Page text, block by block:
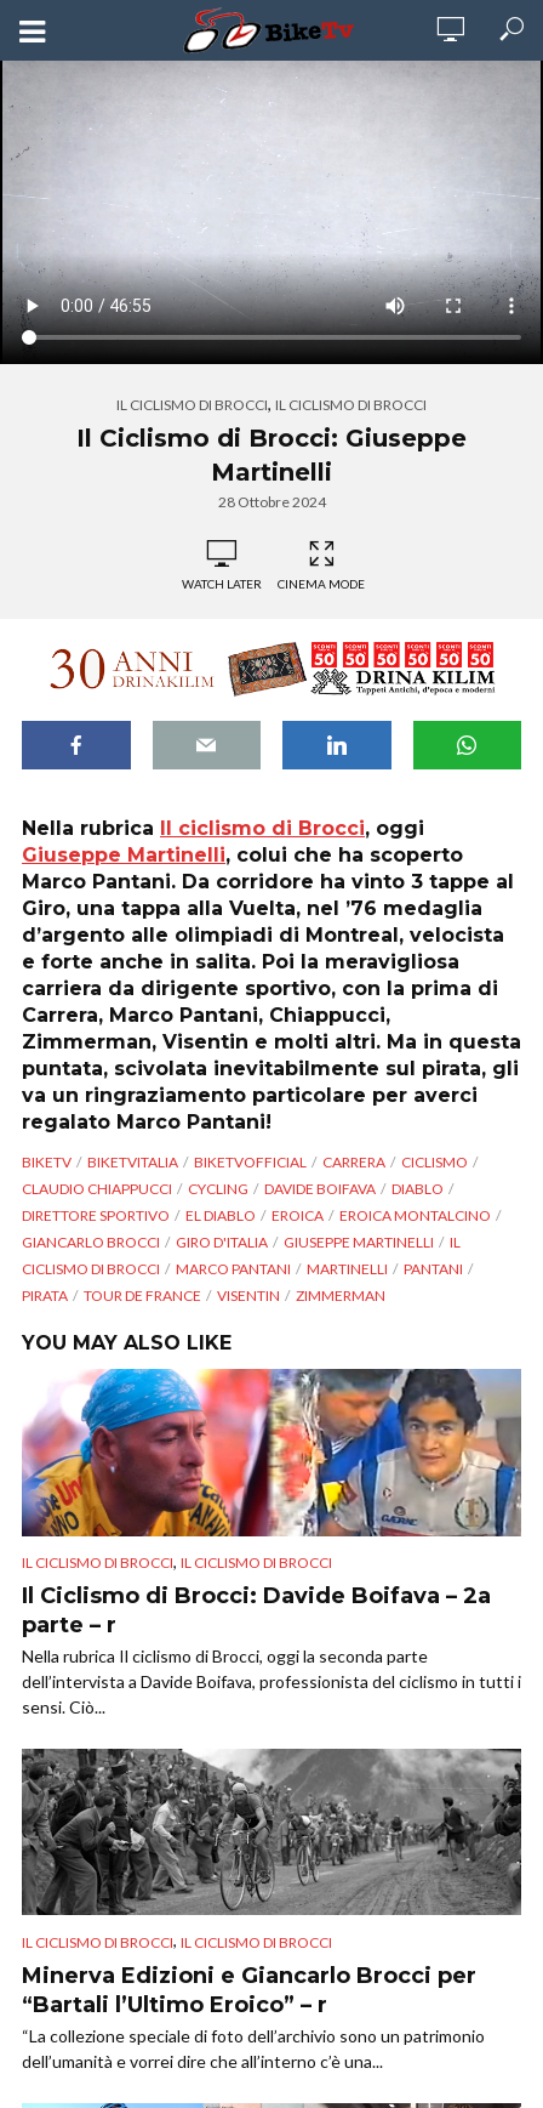
IL CICLISMO DI BROCCI, IL CICLISMO DI BROCCI
Il Ciclismo di Brocci: Giuseppe
Martinelli
28 Ottobre 2024
WATCH LATER CINEMA MODE
Nella rubrica Il ciclismo di Brocci, oggi
Giuseppe Martinelli, colui che ha scoperto
Marco Pantani. Da corridore ha vinto 3 tappe al
Giro, una tappa alla Vuelta, nel ’76 medaglia
d’argento alle olimpiadi di Montreal, velocista
e forte anche in salita. Poi la meravigliosa
carriera da dirigente sportivo, con la prima di
Carrera, Marco Pantani, Chiappucci,
Zimmerman, Visentin e molti altri. Ma in questa
puntata, scivolata inevitabilmente sul pirata, gli
va un ringraziamento particolare per averci
regalato Marco Pantani!
BIKETV BIKETVITALIA BIKETVOFFICIAL CARRERA
CICLISMO
CLAUDIO CHIAPPUCCI
CYCLING DAVIDE BOIFAVA
DIABLO
DIRETTORE SPORTIVO
EL DIABLO EROICA
EROICA MONTALCINO
GIANCARLO BROCCI
GIRO D'ITALIA GIUSEPPE MARTINELLI
IL
CICLISMO DI BROCCI
MARCO PANTANI MARTINELLI
PANTANI
PIRATA
TOUR DE FRANCE VISENTIN ZIMMERMAN
YOU MAY ALSO LIKE
IL CICLISMO DI BROCCI, IL CICLISMO DI BROCCI
Il Ciclismo di Brocci: Davide Boifava – 2a
parte – r
Nella rubrica Il ciclismo di Brocci, oggi la seconda parte
dell’intervista a Davide Boifava, professionista del ciclismo in tutti i
sensi. Ciò...
IL CICLISMO DI BROCCI, IL CICLISMO DI BROCCI
Minerva Edizioni e Giancarlo Brocci per
“Bartali l’Ultimo Eroico” – r
“La collezione speciale di foto dell’archivio sono un patrimonio
dell’umanità e vorrei dire che all’interno c’è una...